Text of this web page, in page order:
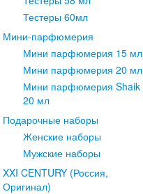
Тестеры 60мл
Мини-парфюмерия
Мини парфюмерия 15 мл
Мини парфюмерия 20 мл
Мини парфюмерия Shaik
20 мл
Подарочные наборы
Женские наборы
Мужские наборы
XXI CENTURY (Россия,
Оригинал)